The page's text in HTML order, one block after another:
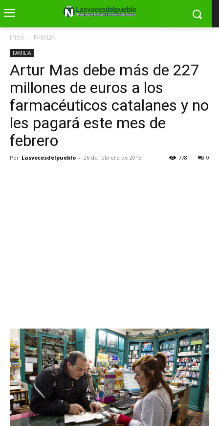
Inicio FAMILIA
FAMILIA
Artur Mas debe más de 227
millones de euros a los
farmacéuticos catalanes y no
les pagará este mes de
febrero
Por Lasvocesdelpueblo - 26 de febrero de 2015 0
778